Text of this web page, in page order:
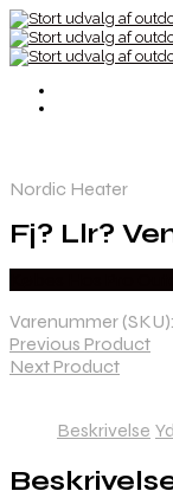
Nordic Heater
Fj? Llr?
Varenummer (SKU):
Previous Product
Next Product
Beskrivelse